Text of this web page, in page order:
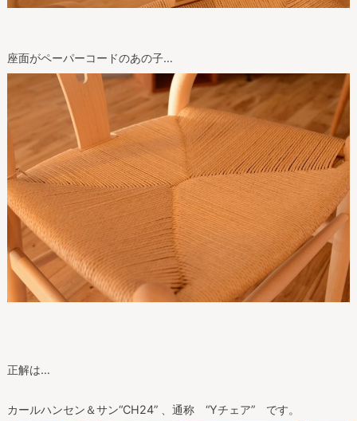
座面がペーパーコードのあの子…
正解は…
カールハンセン＆サン“CH24” 、通称 “Yチェア” です。